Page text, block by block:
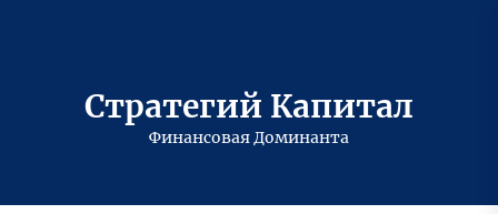
Стратегий Капитал
Финансовая Доминанта